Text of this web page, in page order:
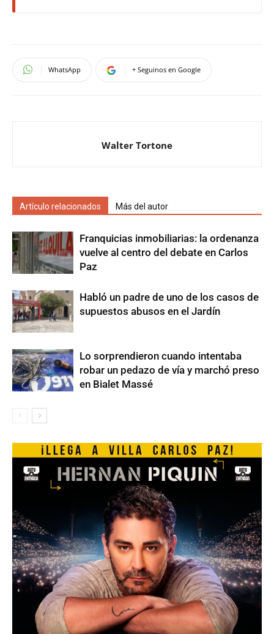
WhatsApp + Seguinos en Google
Walter Tortone
Artículo relacionados Más del autor
Franquicias inmobiliarias: la ordenanza
vuelve al centro del debate en Carlos
Paz
Habló un padre de uno de los casos de
supuestos abusos en el Jardín
Lo sorprendieron cuando intentaba
robar un pedazo de vía y marchó preso
en Bialet Massé